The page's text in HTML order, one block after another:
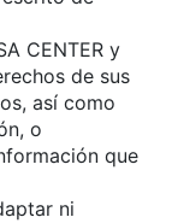
CENTER y
de sus
así como
o
que
ni